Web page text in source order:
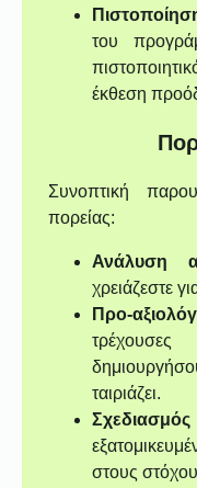
του
έκθεση
Συνοπτική
πορείας:
Ανάλυση
χρειάζεστε
Προ-
ταιριάζει.
στους